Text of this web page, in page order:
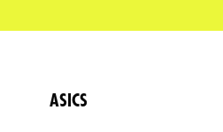
ASICS